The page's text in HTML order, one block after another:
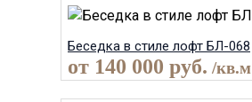
Беседка в стиле лофт БЛ-068
от 140 000 руб. /кв.м